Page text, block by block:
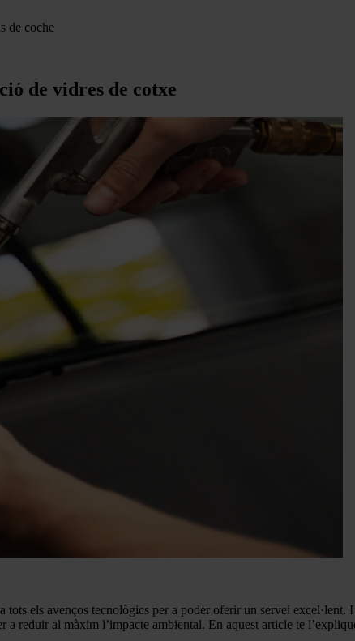
de coche
de vidres de cotxe
els avenços tecnològics per a poder oferir un servei
a reduir al màxim l’impacte ambiental. En aquest article te